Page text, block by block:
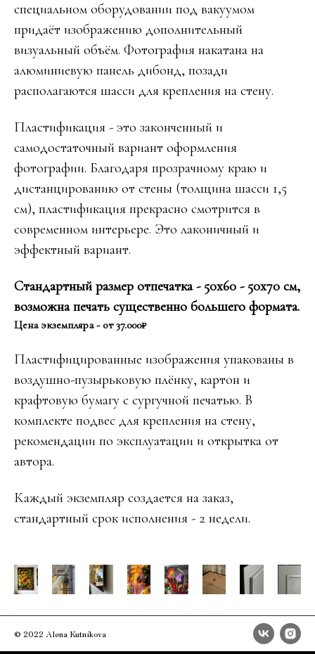
специальном оборудовании под вакуумом
придаёт изображению дополнительный
визуальный объём. Фотография накатана на
алюминиевую панель дибонд, позади
располагаются шасси для крепления на стену.
Пластификация - это законченный и
самодостаточный вариант оформления
фотографии. Благодаря прозрачному краю и
дистанцированию от стены (толщина шасси 1,5
см), пластификация прекрасно смотрится в
современном интерьере. Это лаконичный и
эффектный вариант.
Стандартный размер отпечатка - 50х60 - 50х70 см,
возможна печать существенно большего формата.
Цена экземпляра - от 37.000₽
Пластифицированные изображения упакованы в
воздушно-пузырьковую плёнку, картон и
крафтовую бумагу с сургучной печатью. В
комплекте подвес для крепления на стену,
рекомендации по эксплуатации и открытка от
автора.
Каждый экземпляр создается на заказ,
стандартный срок исполнения - 2 недели.
© 2022 Alena Kutnikova